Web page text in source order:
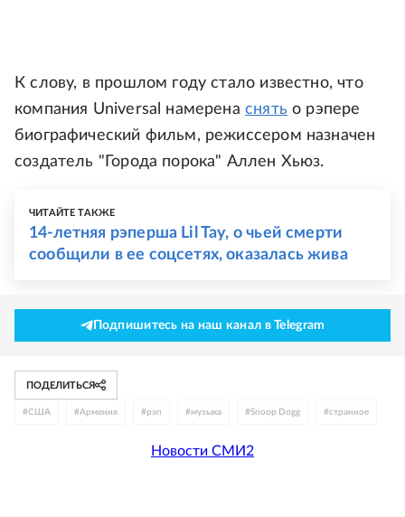
К слову, в прошлом году стало известно, что
компания Universal намеренаснять о рэпере
биографический фильм, режиссером назначен
создатель "Города порока" Аллен Хьюз.
ЧИТАЙТЕ ТАКЖЕ
14-летняя рэперша Lil Tay, о чьей смерти
сообщили в ее соцсетях, оказалась жива
Подпишитесь на наш канал в Telegram
ПОДЕЛИТЬСЯ
#США #Армения #рэп #музыка #Snoop Dogg #странное
Новости СМИ2